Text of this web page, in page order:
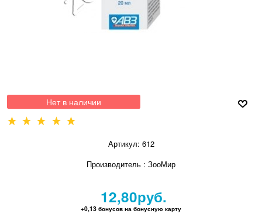
Нет в наличии
Артикул: 612
Производитель : ЗооМир
12,80руб.
+0,13 бонусов на бонусную карту